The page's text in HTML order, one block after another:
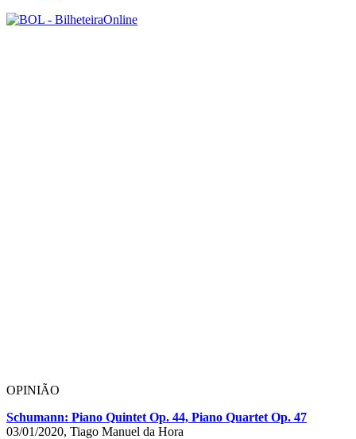
OPINIÃO
Schumann: Piano Quintet Op. 44, Piano Quartet Op. 47
03/01/2020, Tiago Manuel da Hora